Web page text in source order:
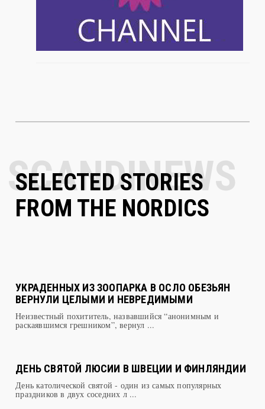
SELECTED STORIES
FROM THE NORDICS
УКРАДЕННЫХ ИЗ ЗООПАРКА В ОСЛО ОБЕЗЬЯН
ВЕРНУЛИ ЦЕЛЫМИ И НЕВРЕДИМЫМИ
Неизвестный похититель, назвавшийся “анонимным и
ДЕНЬ СВЯТОЙ ЛЮСИИ В ШВЕЦИИ И ФИНЛЯНДИИ
День католической святой - один из самых популярных